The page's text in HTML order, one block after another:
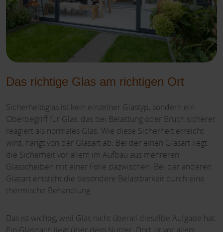
Das richtige Glas am richtigen Ort
Sicherheitsglas ist kein einzelner Glastyp, sondern ein
Oberbegriff für Glas, das bei Belastung oder Bruch sicherer
reagiert als normales Glas. Wie diese Sicherheit erreicht
wird, hängt von der Glasart ab. Bei der einen Glasart liegt
die Sicherheit vor allem im Aufbau aus mehreren
Glasscheiben mit einer Folie dazwischen. Bei der anderen
Glasart entsteht die besondere Belastbarkeit durch eine
thermische Behandlung.
Das ist wichtig, weil Glas nicht überall dieselbe Aufgabe hat.
Ein Glasdach liegt über dem Nutzer. Dort ist vor allem